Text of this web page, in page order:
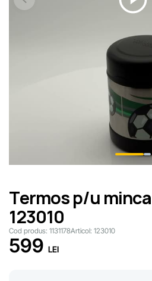
Termos p/u
123010
Cod produs: 1131178Articol: 123010
599 LEI